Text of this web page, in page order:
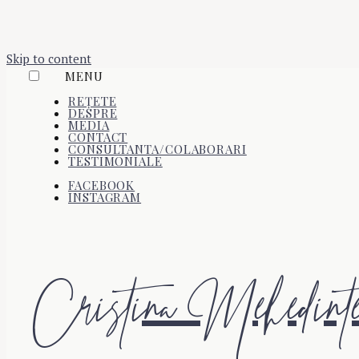
Skip to content
MENU
REȚETE
DESPRE
MEDIA
CONTACT
CONSULTANTA/COLABORARI
TESTIMONIALE
FACEBOOK
INSTAGRAM
Cristina